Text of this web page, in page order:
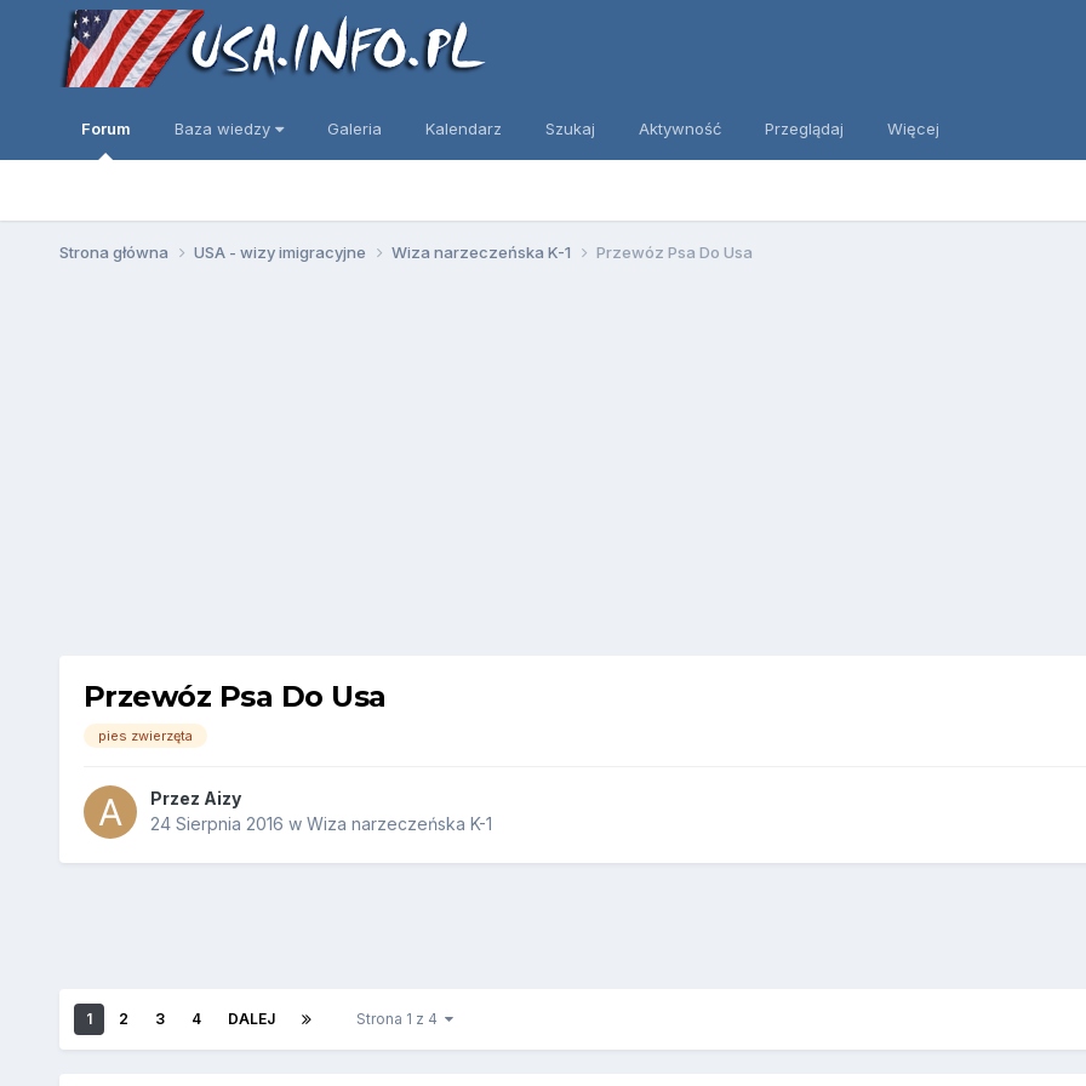
Forum Baza wiedzy Galeria Kalendarz Szukaj Aktywność Przeglądaj Więcej
Strona główna USA - wizy imigracyjne Wiza narzeczeńska K-1 Przewóz Psa Do Usa
Przewóz Psa Do Usa
pies zwierzęta
Przez Aizy
24 Sierpnia 2016 w Wiza narzeczeńska K-1
1 2 3 4 DALEJ Strona 1 z 4